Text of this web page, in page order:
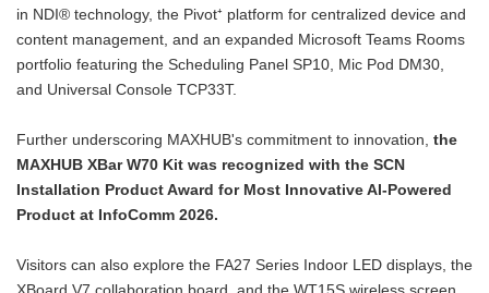
in NDI® technology, the Pivot⁺ platform for centralized device and
content management, and an expanded Microsoft Teams Rooms
portfolio featuring the Scheduling Panel SP10, Mic Pod DM30,
and Universal Console TCP33T.
Further underscoring MAXHUB's commitment to innovation, the
MAXHUB XBar W70 Kit was recognized with the SCN
Installation Product Award for Most Innovative AI-Powered
Product at InfoComm 2026.
Visitors can also explore the FA27 Series Indoor LED displays, the